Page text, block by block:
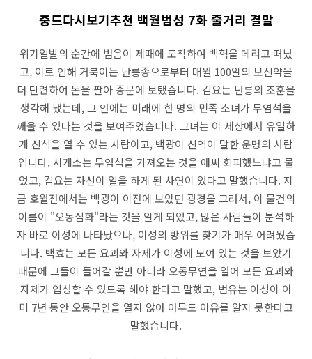
중드다시보기추천 백월범성 7화 줄거리 결말
위기일발의 순간에 범음이 제때에 도착하여 백혁을 데리고 떠났
고, 이로 인해 거북이는 난릉종으로부터 매월 100알의 보신약을
더 단련하여 돈을 팔아 종문에 보탰습니다. 김요는 난릉의 조훈을
생각해 냈는데, 그 안에는 미래에 한 명의 민족 소녀가 무염석을
깨울 수 있다는 것을 보여주었습니다. 그녀는 이 세상에서 유일하
게 신석을 열 수 있는 사람이고, 백광이 신역이 말한 운명의 사람
입니다. 시게소는 무염석을 가져오는 것을 애써 회피했느냐고 물
었고, 김요는 자신이 일을 하게 된 사연이 있다고 말했습니다. 지
금 호월전에서는 백광이 이전에 보았던 광경을 그려서, 이 물건의
이름이 "오동심화"라는 것을 알게 되었고, 많은 사람들이 분석하
자 바로 이성에 나타났으나, 이성의 방위를 찾기가 매우 어려웠습
니다. 백효는 모든 요괴와 자제가 이성에 모여 있는 것을 보았기
때문에 그들이 들어갈 뿐만 아니라 오동무연을 열어 모든 요괴와
자제가 입성할 수 있도록 해야 한다고 말했고, 범유는 이성이 이
미 7년 동안 오동무연을 열지 않아 아무도 이유를 알지 못한다고
말했습니다.